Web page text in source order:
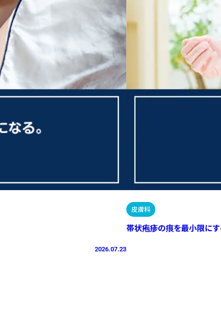
2026.07.23
皮膚科
帯状疱疹の痕を最小限にす